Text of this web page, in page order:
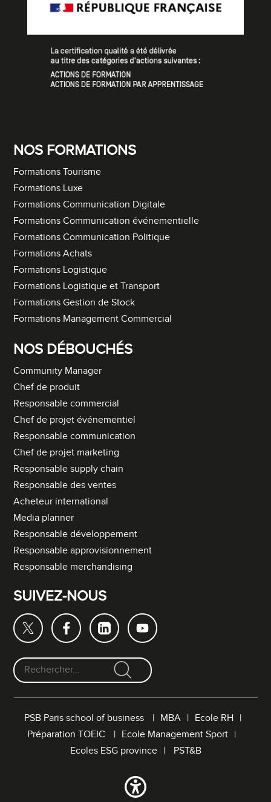
NOS FORMATIONS
Formations Tourisme
Formations Luxe
Formations Communication Digitale
Formations Communication événementielle
Formations Communication Politique
Formations Achats
Formations Logistique
Formations Logistique et Transport
Formations Gestion de Stock
Formations Management Commercial
NOS DÉBOUCHÉS
Community Manager
Chef de produit
Responsable commercial
Chef de projet événementiel
Responsable communication
Chef de projet marketing
Responsable supply chain
Responsable des ventes
Acheteur international
Media planner
Responsable développement
Responsable approvisionnement
Responsable merchandising
SUIVEZ-NOUS
F
PSB Paris school of business MBA
Ecole RH
Préparation TOEIC
Ecole Management Sport
Ecoles ESG province
PST&B